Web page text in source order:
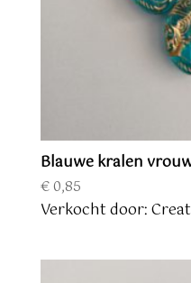
Blauwe kralen
€0,85
Verkocht door: